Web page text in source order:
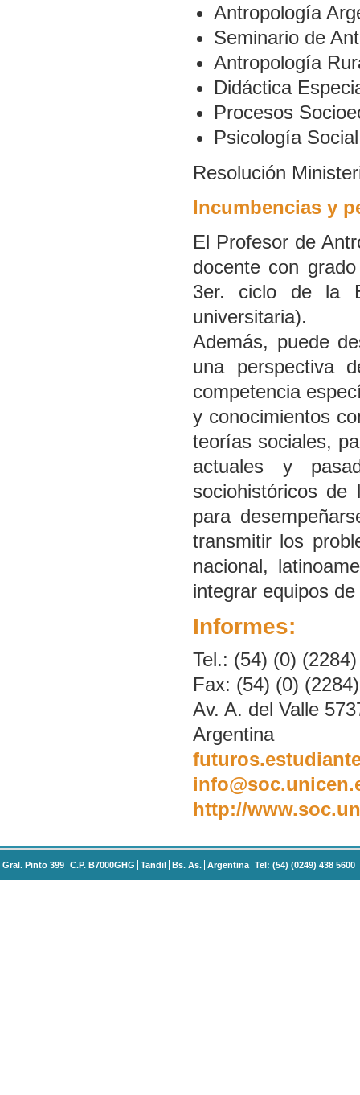
Antropología
Seminario de
Antropología
Didáctica
Procesos
Psicología Social
Resolución
Incumbencias y
El Profesor de
docente con
3er. ciclo de la
universitaria).
Además, puede
una perspectiva
competencia
y conocimientos
teorías sociales,
actuales y
sociohistóricos
para
transmitir los
nacional,
integrar equipos
Informes:
Tel.: (54) (0)
Fax: (54) (0)
Av. A. del Valle
Argentina
http://
Gral. Pinto 399 C.P. B7000GHG Tandil Bs. As. Argentina Tel: (54) (0249) 438 5600